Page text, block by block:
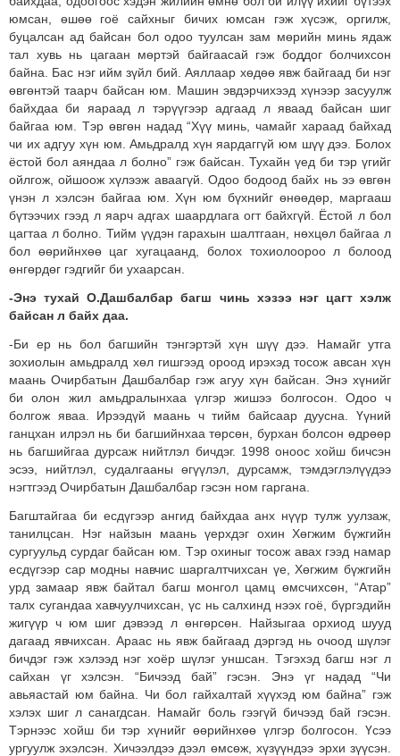
юмсан, өшөө гоё сайхныг бичих юмсан гэж хүсэж, оргилж,
буцалсан ад байсан бол одоо туулсан зам мөрийн минь ядаж
тал хувь нь цагаан мөртэй байгаасай гэж боддог болчихсон
байна. Бас нэг ийм зүйл бий. Аяллаар хөдөө явж байгаад би нэг
өвгөнтэй таарч байсан юм. Машин эвдэрчихээд хүнээр засуулж
байхдаа би яараад л тэрүүгээр адгаад л яваад байсан шиг
байгаа юм. Тэр өвгөн надад “Хүү минь, чамайг хараад байхад
чи их адгуу хүн юм. Амьдралд хүн яардаггүй юм шүү дээ. Болох
ёстой бол аяндаа л болно” гэж байсан. Тухайн үед би тэр үгийг
ойлгож, ойшоож хүлээж аваагүй. Одоо бодоод байх нь ээ өвгөн
үнэн л хэлсэн байгаа юм. Хүн юм бүхнийг өнөөдөр, маргааш
бүтээчих гээд л яарч адгах шаардлага огт байхгүй. Ёстой л бол
цагтаа л болно. Тийм үүдэн гарахын шалтгаан, нөхцөл байгаа л
бол өөрийнхөө цаг хугацаанд, болох тохиолоороо л болоод
өнгөрдөг гэдгийг би ухаарсан.
-Энэ тухай О.Дашбалбар багш чинь хэзээ нэг цагт хэлж
байсан л байх даа.
-Би ер нь бол багшийн тэнгэртэй хүн шүү дээ. Намайг утга
зохиолын амьдралд хөл гишгээд ороод ирэхэд тосож авсан хүн
маань Очирбатын Дашбалбар гэж агуу хүн байсан. Энэ хүнийг
би олон жил амьдралынхаа үлгэр жишээ болгосон. Одоо ч
болгож яваа. Ирээдүй маань ч тийм байсаар дуусна. Үүний
ганцхан илрэл нь би багшийнхаа төрсөн, бурхан болсон өдрөөр
нь багшийгаа дурсаж нийтлэл бичдэг. 1998 оноос хойш бичсэн
эсээ, нийтлэл, судалгааны өгүүлэл, дурсамж, тэмдэглэлүүдээ
нэгтгээд Очирбатын Дашбалбар гэсэн ном гаргана.
Багштайгаа би есдүгээр ангид байхдаа анх нүүр тулж уулзаж,
танилцсан. Нэг найзын маань үерхдэг охин Хөгжим бүжгийн
сургуульд сурдаг байсан юм. Тэр охиныг тосож авах гээд намар
есдүгээр сар модны навчис шаргалтчихсан үе, Хөгжим бүжгийн
урд замаар явж байтал багш монгол цамц өмсчихсөн, “Атар”
талх сугандаа хавчуулчихсан, үс нь салхинд нээх гоё, бүргэдийн
жигүүр ч юм шиг дэвээд л өнгөрсөн. Найзыгаа орхиод шууд
дагаад явчихсан. Араас нь явж байгаад дэргэд нь очоод шүлэг
бичдэг гэж хэлээд нэг хоёр шүлэг уншсан. Тэгэхэд багш нэг л
сайхан үг хэлсэн. “Бичээд бай” гэсэн. Энэ үг надад “Чи
авьяастай юм байна. Чи бол гайхалтай хүүхэд юм байна” гэж
хэлэх шиг л санагдсан. Намайг боль гээгүй бичээд бай гэсэн.
Тэрнээс хойш би тэр хүнийг өөрийнхөө үлгэр болгосон. Үсээ
ургуулж эхэлсэн. Хичээлдээ дээл өмсөж, хүзүүндээ эрхи зүүсэн.